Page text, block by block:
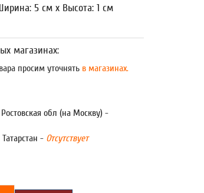
5 см x Высота: 1 см
магазинах:
просим уточнятьв магазинах.
обл (на Москву) -
- Отсутствует